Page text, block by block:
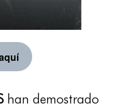
han demostrado